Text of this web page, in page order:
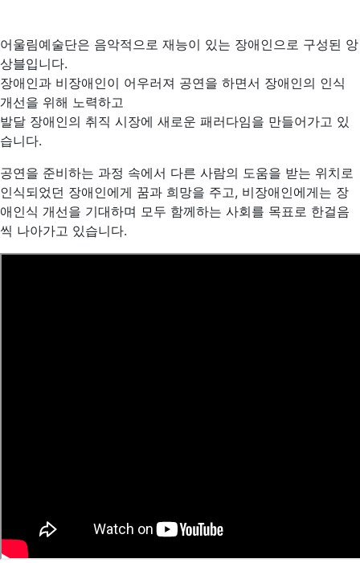
어울림예술단은 음악적으로 재능이 있는 장애인으로 구성된 앙
상블입니다.
장애인과 비장애인이 어우러져 공연을 하면서 장애인의 인식
개선을 위해 노력하고
발달 장애인의 취직 시장에 새로운 패러다임을 만들어가고 있
습니다.
공연을 준비하는 과정 속에서 다른 사람의 도움을 받는 위치로
인식되었던 장애인에게 꿈과 희망을 주고, 비장애인에게는 장
애인식 개선을 기대하며 모두 함께하는 사회를 목표로 한걸음
씩 나아가고 있습니다.